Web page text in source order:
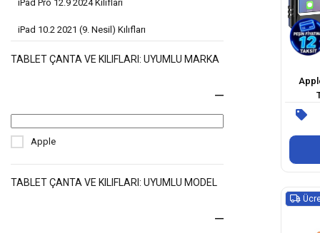
iPad Pro 12.9 2024 Kılıfları
iPad 10.2 2021 (9. Nesil) Kılıfları
iPad 10.9 2022 (10. Nesil) Kılıfları
iPad Air 5 Kılıfları
iPad Air 6 Kılıfları
TABLET ÇANTA VE KILIFLARI: UYUMLU MARKA
Apple
TABLET ÇANTA VE KILIFLARI: UYUMLU MODEL